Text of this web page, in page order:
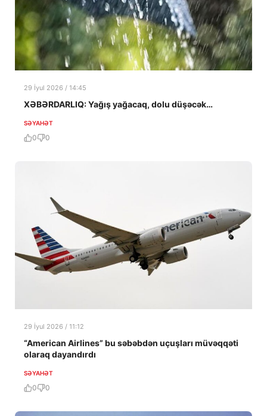
29 İyul 2026 / 14:45
XƏBƏRDARLIQ: Yağış yağacaq, dolu düşəcək…
SƏYAHƏT
0 0
29 İyul 2026 / 11:12
“American Airlines” bu səbəbdən uçuşları müvəqqəti
olaraq dayandırdı
SƏYAHƏT
0 0